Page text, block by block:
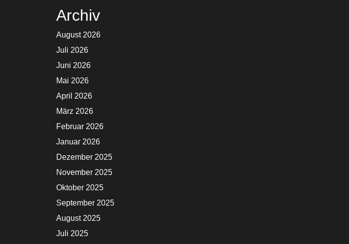
Archiv
August 2026
Juli 2026
Juni 2026
Mai 2026
April 2026
März 2026
Februar 2026
Januar 2026
Dezember 2025
November 2025
Oktober 2025
September 2025
August 2025
Juli 2025